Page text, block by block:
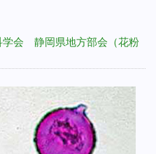
学会 静岡県地方部会（花粉